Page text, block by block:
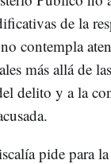
de la
contempla
más allá de
delito y a la
pide para